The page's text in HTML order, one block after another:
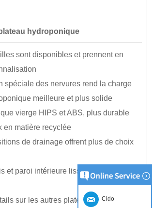
hydroponique
sont disponibles et prennent en
spéciale des nervures rend la charge
meilleure et plus solide
vierge HIPS et ABS, plus durable
en matière recyclée
de drainage offrent plus de choix
et paroi intérieure lisse, facile à couler
sur les autres plateaux de culture,
Cido